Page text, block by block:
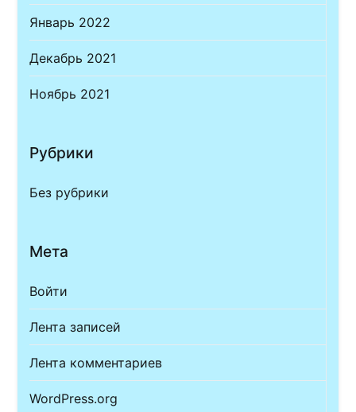
Январь 2022
Декабрь 2021
Ноябрь 2021
Рубрики
Без рубрики
Мета
Войти
Лента записей
Лента комментариев
WordPress.org